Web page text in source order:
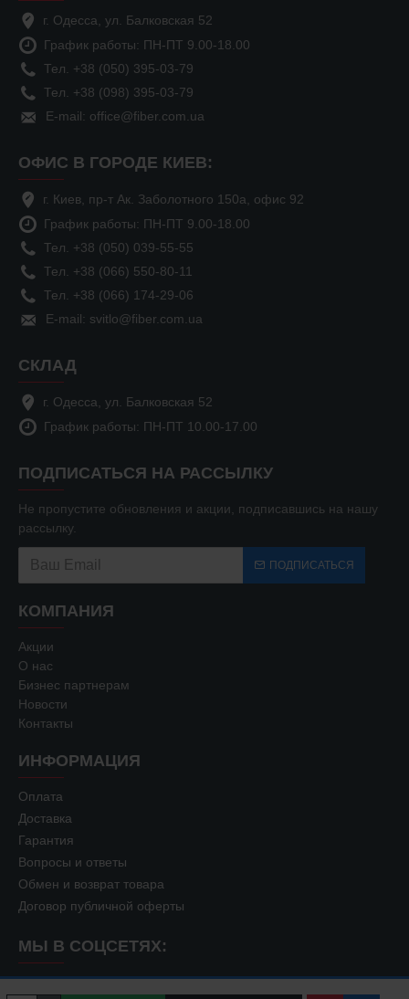
г. Одесса, ул. Балковская 52
График работы: ПН-ПТ 9.00-18.00
Тел. +38 (050) 395-03-79
Тел. +38 (098) 395-03-79
E-mail: office@fiber.com.ua
ОФИС В ГОРОДЕ КИЕВ:
г. Киев, пр-т Ак. Заболотного 150а, офис 92
График работы: ПН-ПТ 9.00-18.00
Тел. +38 (050) 039-55-55
Тел. +38 (066) 550-80-11
Тел. +38 (066) 174-29-06
E-mail: svitlo@fiber.com.ua
СКЛАД
г. Одесса, ул. Балковская 52
График работы: ПН-ПТ 10.00-17.00
ПОДПИСАТЬСЯ НА РАССЫЛКУ
Не пропустите обновления и акции, подписавшись на нашу
рассылку.
ПОДПИСАТЬСЯ
КОМПАНИЯ
Акции
О нас
Бизнес партнерам
Новости
Контакты
ИНФОРМАЦИЯ
Оплата
Доставка
Гарантия
Вопросы и ответы
Обмен и возврат товара
Договор публичной оферты
МЫ В СОЦСЕТЯХ: